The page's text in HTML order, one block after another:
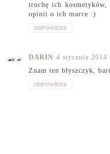
trochę ich kosmetyków,
opinii o ich marce :)
ODPOWIEDZ
DARIN 4 stycznia 2014
Znam ten błyszczyk,
ODPOWIEDZ